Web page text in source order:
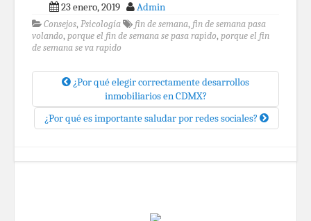
23 enero, 2019 Admin
Consejos, Psicología fin de semana, fin de semana pasa
volando, porque el fin de semana se pasa rapido, porque el fin
de semana se va rapido
¿Por qué elegir correctamente desarrollos
inmobiliarios en CDMX?
¿Por qué es importante saludar por redes sociales?